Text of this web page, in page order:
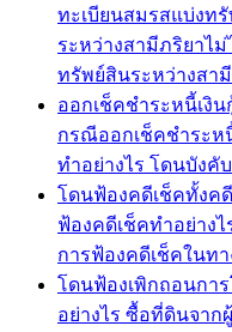
ทะเบียนสมรสแบ่งท
ระหว่างสามีภริยาไม่
ทรัพย์สินระหว่างสา
ออกเช็คชำระหนี้เงิ
กรณีออกเช็คชำระห
ทำอย่างไร โดนบังคั
โดนฟ้องคดีเช็คทั้งค
ฟ้องคดีเช็คทำอย่างไ
การฟ้องคดีเช็คในทา
โดนฟ้องเพิกถอนกา
อย่างไร ซื้อที่ดินจาก